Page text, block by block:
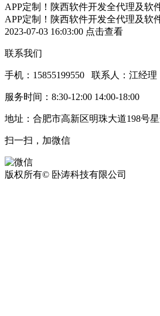
APP定制！陕西软件开发全代理及软
APP定制！陕西软件开发全代理及软
2023-07-03 16:03:00 点击查看
联系我们
手机：15855199550 联系人：江经理
服务时间：8:30-12:00 14:00-18:00
地址：合肥市高新区明珠大道198号
扫一扫，加微信
版权所有© 卧涛科技有限公司